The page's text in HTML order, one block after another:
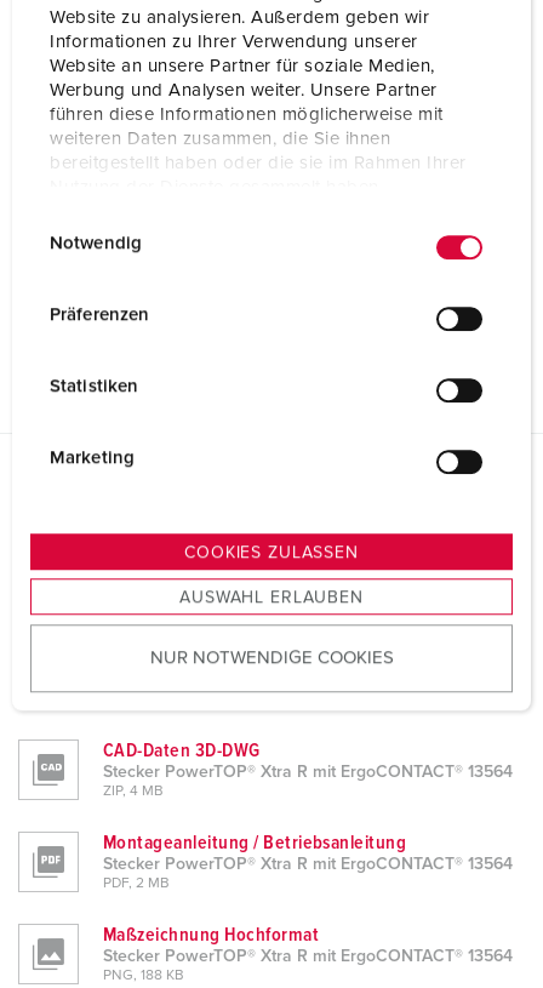
Website zu analysieren. Außerdem geben wir
Informationen zu Ihrer Verwendung unserer
Website an unsere Partner für soziale Medien,
Werbung und Analysen weiter. Unsere Partner
führen diese Informationen möglicherweise mit
weiteren Daten zusammen, die Sie ihnen
bereitgestellt haben oder die sie im Rahmen Ihrer
s
u
w
h
Notwendig
Präferenzen
Statistiken
Marketing
COOKIES ZULASSEN
AUSWAHL ERLAUBEN
NUR NOTWENDIGE COOKIES
Produktinfoblatt
Stecker PowerTOP® Xtra R mit ErgoCONTACT® 13564
PDF, 280 KB
CAD-Daten STP
CAD-Daten 3D-DWG
Stecker PowerTOP® Xtra R mit ErgoCONTACT® 13564
ZIP, 4 MB
Montageanleitung / Betriebsanleitung
Stecker PowerTOP® Xtra R mit ErgoCONTACT® 13564
PDF, 2 MB
Maßzeichnung Hochformat
Stecker PowerTOP® Xtra R mit ErgoCONTACT® 13564
PNG, 188 KB